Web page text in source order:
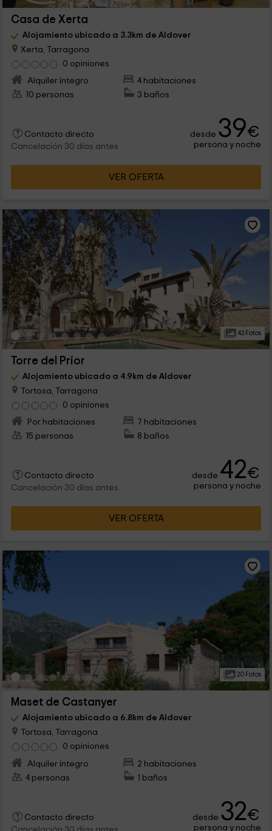
Casa de Xerta
Alojamiento ubicado a 3.3km de Aldover
Xerta, Tarragona
0 opiniones
Alquiler íntegro
4 habitaciones
10 personas
3 baños
Contacto directo
Cancelación 30 días antes
desde 39€
persona y noche
VER OFERTA
43 Fotos
Torre del Prior
Alojamiento ubicado a 4.9km de Aldover
Tortosa, Tarragona
0 opiniones
Por habitaciones
7 habitaciones
15 personas
8 baños
Contacto directo
Cancelación 30 días antes
desde 42€
persona y noche
VER OFERTA
20 Fotos
Maset de Castanyer
Alojamiento ubicado a 6.8km de Aldover
Tortosa, Tarragona
0 opiniones
Alquiler íntegro
2 habitaciones
4 personas
1 baños
Contacto directo
desde 32€
persona y noche